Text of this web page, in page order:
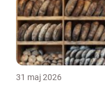
31 maj 2026